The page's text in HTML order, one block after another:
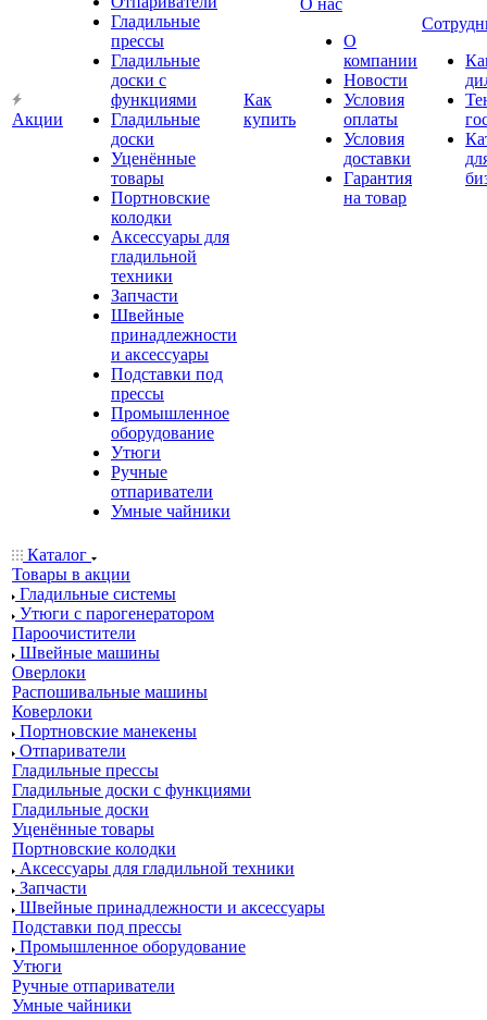
Акции
Гладильные
прессы
Гладильные
доски с
функциями
Гладильные
доски
Уценённые
товары
Портновские
колодки
Аксессуары для
гладильной
техники
Запчасти
Швейные
принадлежности
и аксессуары
Подставки под
прессы
Промышленное
оборудование
Утюги
Ручные
отпариватели
Умные чайники
Как
купить
О нас
О
компании
Новости
Условия
оплаты
Условия
доставки
Гарантия
на товар
Каталог
Товары в акции
Гладильные системы
Утюги с парогенератором
Пароочистители
Швейные машины
Оверлоки
Распошивальные машины
Коверлоки
Портновские манекены
Отпариватели
Гладильные прессы
Гладильные доски с функциями
Гладильные доски
Уценённые товары
Портновские колодки
Аксессуары для гладильной техники
Запчасти
Швейные принадлежности и аксессуары
Подставки под прессы
Промышленное оборудование
Утюги
Ручные отпариватели
Умные чайники